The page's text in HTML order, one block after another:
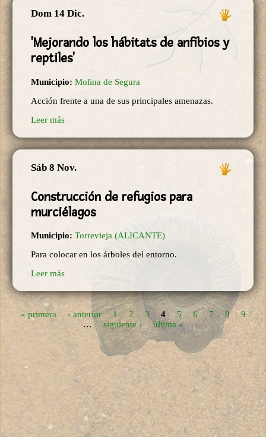
Dom 14 Dic.
'Mejorando los hábitats de anfibios y
reptiles'
Municipio: Molina de Segura
Acción frente a una de sus principales amenazas.
Leer más
Sáb 8 Nov.
Construcción de refugios para
murciélagos
Municipio: Torrevieja (ALICANTE)
Para colocar en los árboles del entorno.
Leer más
Páginas
« primera ‹ anterior 1 2 3 4 5 6 7 8
9
…
siguiente › última »